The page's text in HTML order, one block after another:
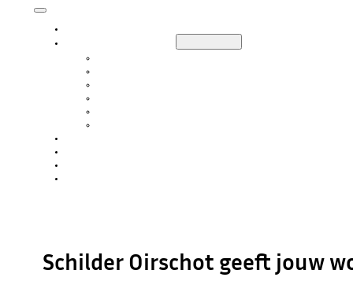
Schilder Oirschot geeft jouw